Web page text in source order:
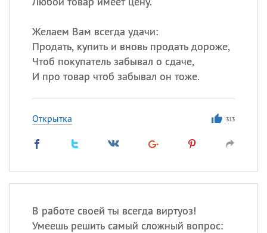
Желаем Вам всегда удачи:
Продать, купить и вновь продать дороже,
Чтоб покупатель забывал о сдаче,
И про товар чтоб забывал он тоже.
Открытка 313
В работе своей ты всегда виртуоз!
Умеешь решить самый сложный вопрос:
ИМЕНА
Все
Сегодня празднуют именины
Посмотреть значениеи
происхождение